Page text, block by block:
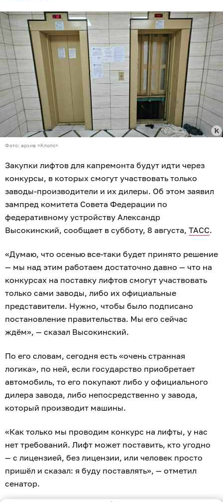
Фото: архив «Клопс»
Закупки лифтов для капремонта будут идти через
конкурсы, в которых смогут участвовать только
заводы-производители и их дилеры. Об этом заявил
зампред комитета Совета Федерации по
федеративному устройству Александр
Высокинский, сообщает в субботу, 8 августа, ТАСС.
«Думаю, что осенью все-таки будет принято решение
— мы над этим работаем достаточно давно — что на
конкурсах на поставку лифтов смогут участвовать
только сами заводы, либо их официальные
представители. Нужно, чтобы было подписано
постановление правительства. Мы его сейчас
ждём», — сказал Высокинский.
По его словам, сегодня есть «очень странная
логика», по ней, если государство приобретает
автомобиль, то его покупают либо у официального
дилера завода, либо непосредственно у завода,
который производит машины.
«Как только мы проводим конкурс на лифты, у нас
нет требований. Лифт может поставить, кто угодно
— с лицензией, без лицензии, или человек просто
пришёл и сказал: я буду поставлять», — отметил
сенатор.